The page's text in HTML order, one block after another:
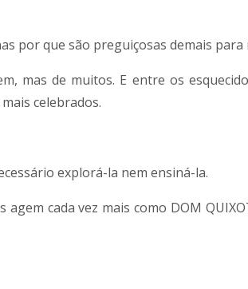
por que são preguiçosas demais para
mas de muitos. E entre os
celebrados.
explorá-la nem ensiná-la.
cada vez mais como DOM